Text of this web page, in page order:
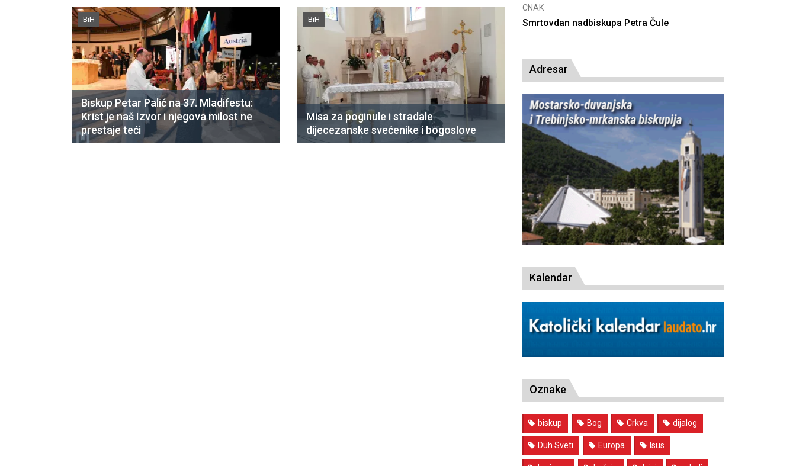
BiH
Biskup Petar Palić na 37. Mladifestu:
Krist je naš Izvor i njegova milost ne
prestaje teći
BiH
Misa za poginule i stradale
dijecezanske svećenike i bogoslove
CNAK
Kad se nasilje pretvara u optužnicu
CNAK
Smrtovdan nadbiskupa Petra Čule
CNAK
Deseta obljetnica poništenja komunističke
Adresar
Kalendar
Oznake
biskup Bog Crkva dijalog
Duh Sveti Europa Isus